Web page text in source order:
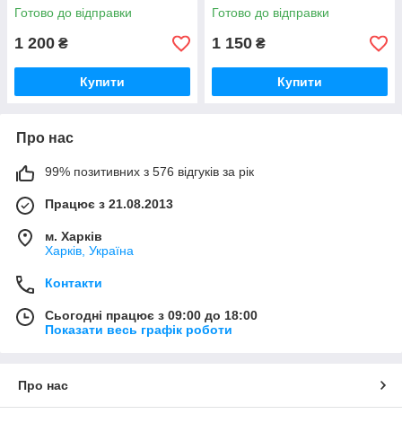
Готово до відправки
1 200 ₴
Купити
Готово до відправки
1 150 ₴
Купити
Про нас
99% позитивних з 576 відгуків за рік
Працює з 21.08.2013
м. Харків
Харків, Україна
Контакти
Сьогодні працює з 09:00 до 18:00
Показати весь графік роботи
Про нас